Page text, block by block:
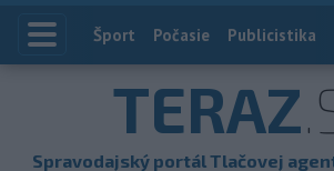
Index
Šport Počasie Publicistika
TERAZ
Spravodajský portál Tlačovej